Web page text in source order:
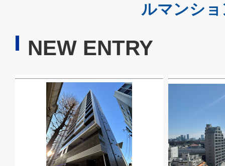
ルマンシ
NEW ENTRY